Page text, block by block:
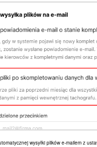
wysyłki plików e-mailem z